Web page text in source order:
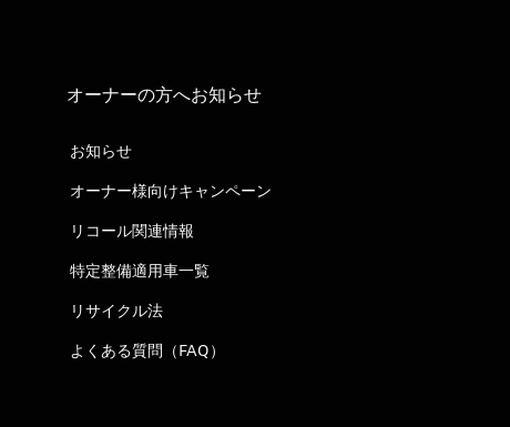
オーナーの方へお知らせ
お知らせ
オーナー様向けキャンペーン
リコール関連情報
特定整備適用車一覧
リサイクル法
よくある質問（FAQ）